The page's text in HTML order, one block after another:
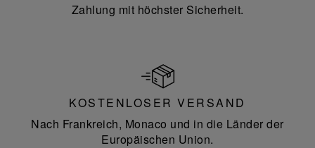
Zahlung mit höchster Sicherheit.
KOSTENLOSER VERSAND
Nach Frankreich, Monaco und in die Länder der
Europäischen Union.